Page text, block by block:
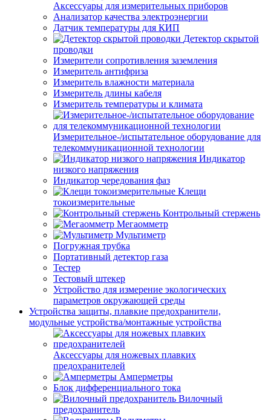
Аксессуары для измерительных приборов
Анализатор качества электроэнергии
Датчик температуры для КИП
Детектор скрытой
проводки
Измерители сопротивления заземления
Измеритель антифриза
Измеритель влажности материала
Измеритель длины кабеля
Измеритель температуры и климата
Измерительное-/испытательное оборудование для
телекоммуникационной технологии
Индикатор
низкого напряжения
Индикатор чередования фаз
Клещи
токоизмерительные
Контрольный стержень
Мегаомметр
Мультиметр
Погружная трубка
Портативный детектор газа
Тестер
Тестовый штекер
Устройство для измерение экологических
параметров окружающей среды
Устройства защиты, плавкие предохранители,
модульные устройства/монтажные устройства
Аксессуары для ножевых плавких
предохранителей
Амперметры
Блок дифференциального тока
Вилочный
предохранитель